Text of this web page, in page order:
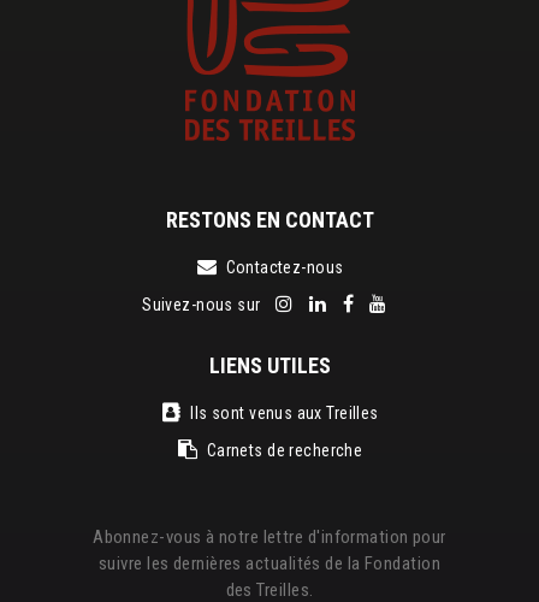
RESTONS EN CONTACT
Contactez-nous
Suivez-nous sur
LIENS UTILES
Ils sont venus aux Treilles
Carnets de recherche
Abonnez-vous à notre lettre d'information pour
suivre les dernières actualités de la Fondation
des Treilles.